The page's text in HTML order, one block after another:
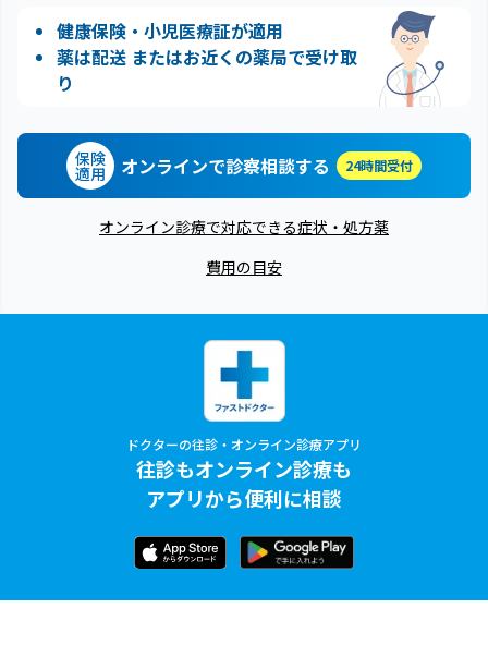
健康保険・小児医療証が適用
薬は配送 またはお近くの薬局で受け取
り
保険
適用 オンラインで診察相談する 24時間受付
オンライン診療で対応できる症状・処方薬
費用の目安
ドクターの往診・オンライン診療アプリ
往診もオンライン診療も
アプリから便利に相談